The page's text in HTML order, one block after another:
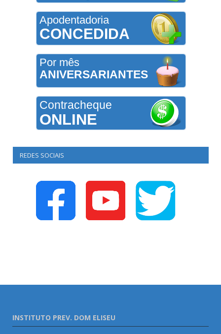
Apodentadoria
CONCEDIDA
Por mês
ANIVERSARIANTES
Contracheque
ONLINE
REDES SOCIAIS
INSTITUTO PREV. DOM ELISEU